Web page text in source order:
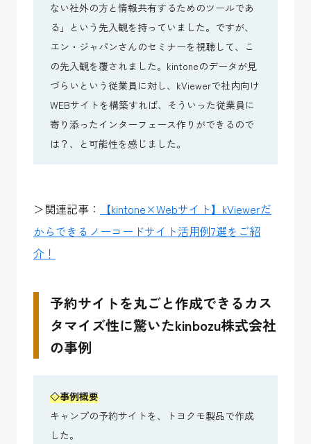
ない社外の方と情報共有するためのツールであ
る」という先入観を持っていました。ですが、
エン・ジャパンさんのセミナーを視聴して、こ
の先入観を覆されました。kintoneのデータが見
づらいという従業員に対し、kViewerで社内向け
WEBサイトを構築すれば、そういった従業員に
寄り添ったインターフェース作りができるので
は？、と可能性を感じました。
＞関連記事：
【kintone×Webサイト】kViewerだ
からできるノーコードサイト活用例7選をご紹
介！
予約サイトを丸ごと作成できるカス
タマイズ性に驚いたkinbozu株式会社
の事例
◇事例概要
キャンプの予約サイトを、トヨクモ製品で作成
した。